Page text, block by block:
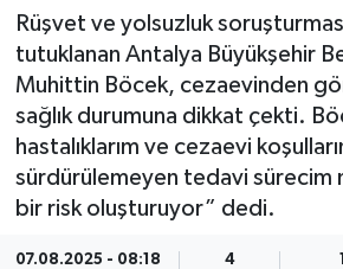
Rüşvet ve yolsuzluk
tutuklanan Antalya Büyükşehir
Muhittin Böcek, cezaevinden
sağlık durumuna dikkat çekti.
hastalıklarım ve cezaevi
sürdürülemeyen tedavi sürecim
bir risk oluşturuyor” dedi.
07.08.2025 - 08:18 4
Görüntülü Haber
Güncel
Süper Lig Puan Durumu ve
Tüm Manşetler
Son Dakika Haberleri
Haber Arşivi